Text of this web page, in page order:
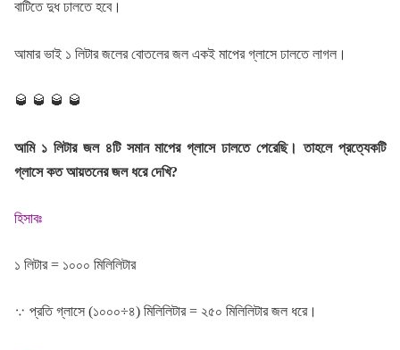
বাটিতে দুধ ঢালতে হবে।
আমার ভাই ১ লিটার জলের বোতলের জল একই মাপের গ্লাসে ঢালতে লাগল।
🥃 🥃 🥃 🥃
আমি ১ লিটার জল ৪টি সমান মাপের গ্লাসে ঢালতে পেরেছি। তাহলে প্রত্যেকটি
গ্লাসে কত আয়তনের জল ধরে দেখি?
হিসাবঃ
১ লিটার = ১০০০ মিলিলিটার
∵ প্রতি গ্লাসে (১০০০÷৪) মিলিলিটার = ২৫০ মিলিলিটার জল ধরে।